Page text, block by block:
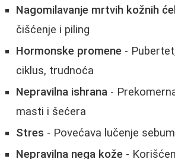
Nagomilavanje mrtvih kožnih
čišćenje i piling
Hormonske promene -
ciklus, trudnoća
Nepravilna ishrana -
masti i šećera
Stres - Povećava lučenje
Nepravilna nega kože -